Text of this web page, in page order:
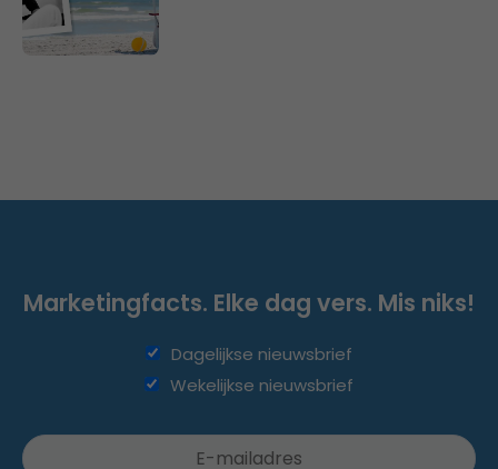
Marketingfacts. Elke dag vers. Mis niks!
Dagelijkse nieuwsbrief
Wekelijkse nieuwsbrief